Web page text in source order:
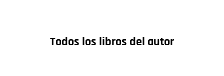
Todos los libros del autor